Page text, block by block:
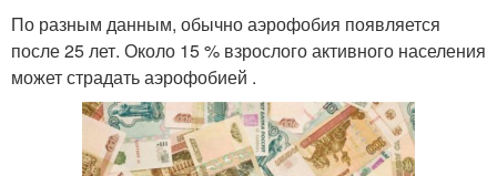
По разным данным, обычно аэрофобия появляется
после 25 лет. Около 15 % взрослого активного населения
может страдать аэрофобией .